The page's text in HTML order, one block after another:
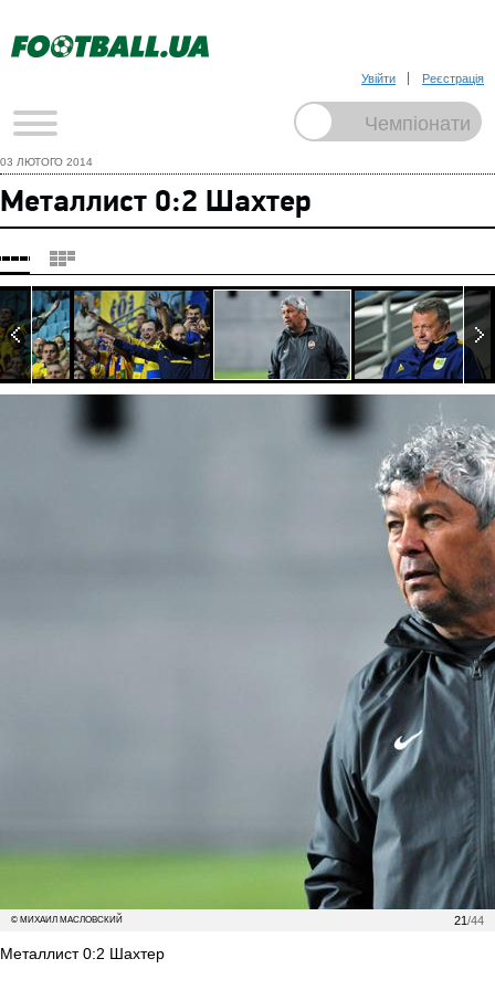
Увійти Реєстрація
03 ЛЮТОГО 2014
Металлист 0:2 Шахтер
21/44
© МИХАИЛ МАСЛОВСКИЙ
Металлист 0:2 Шахтер